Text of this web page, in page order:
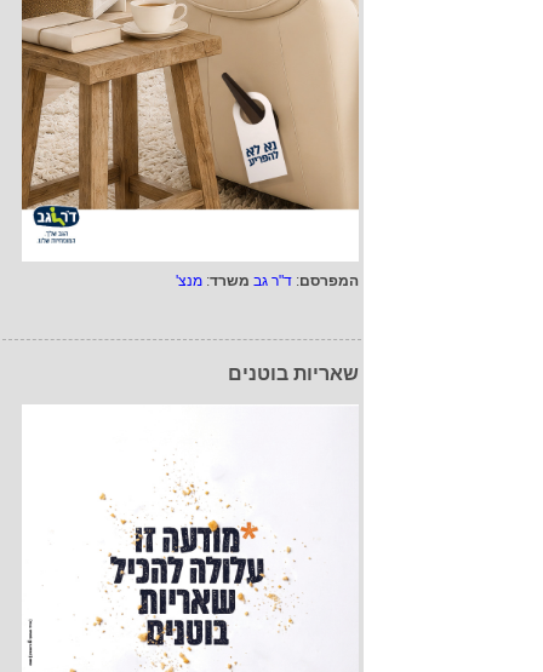
המפרסם: ד"ר גב משרד: מנצ'
שאריות בוטנים